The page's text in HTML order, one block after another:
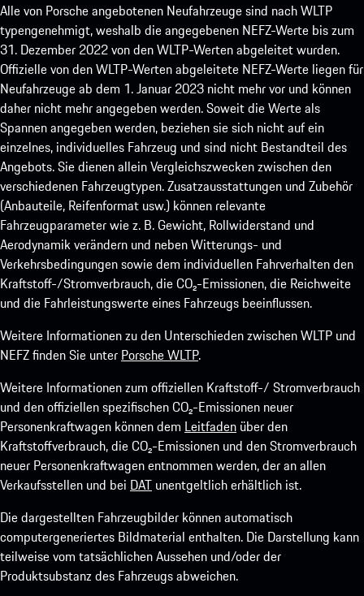
Alle von Porsche angebotenen Neufahrzeuge sind nach WLTP
typengenehmigt, weshalb die angegebenen NEFZ-Werte bis zum
31. Dezember 2022 von den WLTP-Werten abgeleitet wurden.
Offizielle von den WLTP-Werten abgeleitete NEFZ-Werte liegen für
Neufahrzeuge ab dem 1. Januar 2023 nicht mehr vor und können
daher nicht mehr angegeben werden. Soweit die Werte als
Spannen angegeben werden, beziehen sie sich nicht auf ein
einzelnes, individuelles Fahrzeug und sind nicht Bestandteil des
Angebots. Sie dienen allein Vergleichszwecken zwischen den
verschiedenen Fahrzeugtypen. Zusatzausstattungen und Zubehör
(Anbauteile, Reifenformat usw.) können relevante
Fahrzeugparameter wie z. B. Gewicht, Rollwiderstand und
Aerodynamik verändern und neben Witterungs- und
Verkehrsbedingungen sowie dem individuellen Fahrverhalten den
Kraftstoff-/Stromverbrauch, die CO₂-Emissionen, die Reichweite
und die Fahrleistungswerte eines Fahrzeugs beeinflussen.
Weitere Informationen zu den Unterschieden zwischen WLTP und
NEFZ finden Sie unter Porsche WLTP.
Weitere Informationen zum offiziellen Kraftstoff-/ Stromverbrauch
und den offiziellen spezifischen CO₂-Emissionen neuer
Personenkraftwagen können dem Leitfaden über den
Kraftstoffverbrauch, die CO₂-Emissionen und den Stromverbrauch
neuer Personenkraftwagen entnommen werden, der an allen
Verkaufsstellen und bei DAT unentgeltlich erhältlich ist.
Die dargestellten Fahrzeugbilder können automatisch
computergeneriertes Bildmaterial enthalten. Die Darstellung kann
teilweise vom tatsächlichen Aussehen und/oder der
Produktsubstanz des Fahrzeugs abweichen.